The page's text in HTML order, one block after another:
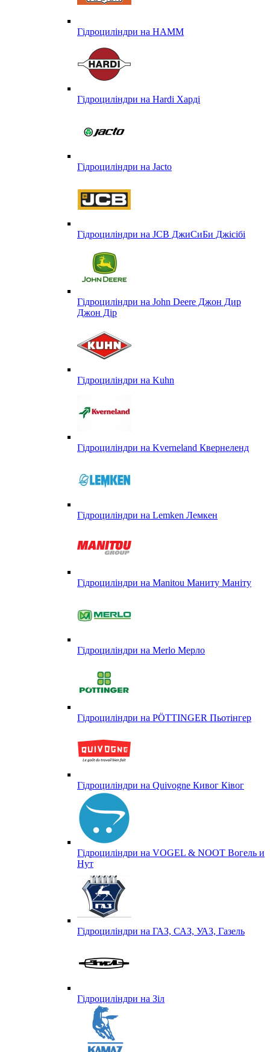
Гідроциліндри на HAMM
Гідроциліндри на Hardi Харді
Гідроциліндри на Jacto
Гідроциліндри на JCB ДжиСиБи Джісібі
Гідроциліндри на John Deere Джон Дир
Джон Дір
Гідроциліндри на Kuhn
Гідроциліндри на Kverneland Квернеленд
Гідроциліндри на Lemken Лемкен
Гідроциліндри на Manitou Маниту Маніту
Гідроциліндри на Merlo Мерло
Гідроциліндри на PÖTTINGER Пьотінгер
Гідроциліндри на Quivogne Кивог Ківог
Гідроциліндри на VOGEL & NOOT Вогель и
Нут
Гідроциліндри на ГАЗ, САЗ, УАЗ, Газель
Гідроциліндри на Зіл